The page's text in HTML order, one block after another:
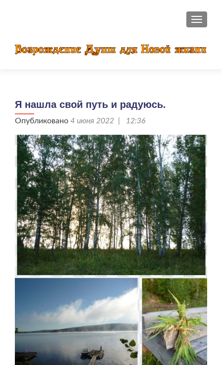
Я нашла свой путь и радуюсь.
Опубликовано 4 июня 2022 | 12:36